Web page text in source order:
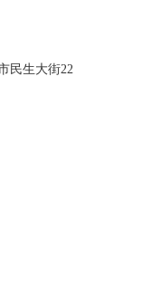
民生大街22